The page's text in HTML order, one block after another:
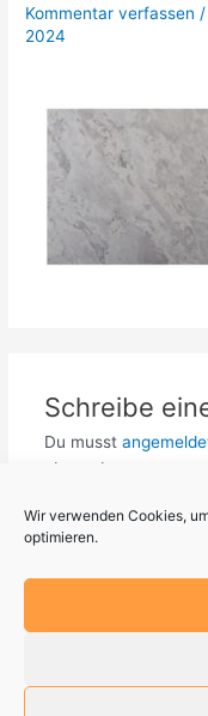
Wir verwenden Cookies,
optimieren.
Kommentar verfassen /
2024
Schreibe
Du musst
abzugeben.
Cookie-Richtlinie